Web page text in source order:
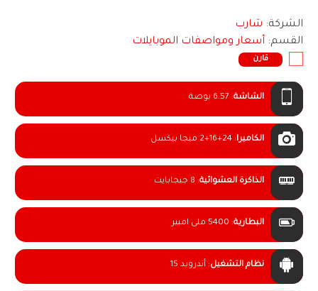
الشركة: شارب
القسم: أسعار ومواصفات الموبايلات
قارن
الشاشة: 6.57 بوصة
الكاميرا:2+16+24 ميجا بيكسل
الذاكرة العشوائية: 8 جيجابايت
البطارية: 5400 ملى امبير
نظام التشغيل: أندرويد 15